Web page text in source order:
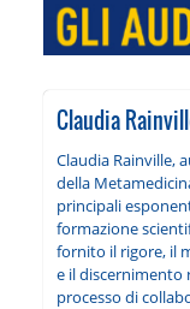
Claudia
Claudia Rainville,
della
principali
formazione
fornito il rigore, il
e il discernimento
processo di